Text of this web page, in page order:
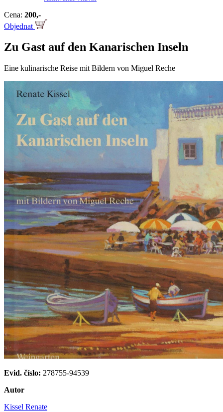
Cena: 200,-
Objednat
Zu Gast auf den Kanarischen Inseln
Eine kulinarische Reise mit Bildern von Miguel Reche
Evid. číslo: 278755-94539
Autor
Kissel Renate